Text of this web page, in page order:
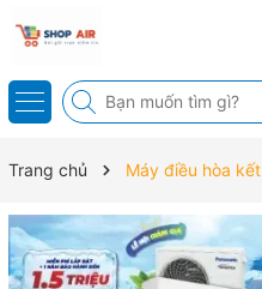
Trang chủ Máy điều hòa